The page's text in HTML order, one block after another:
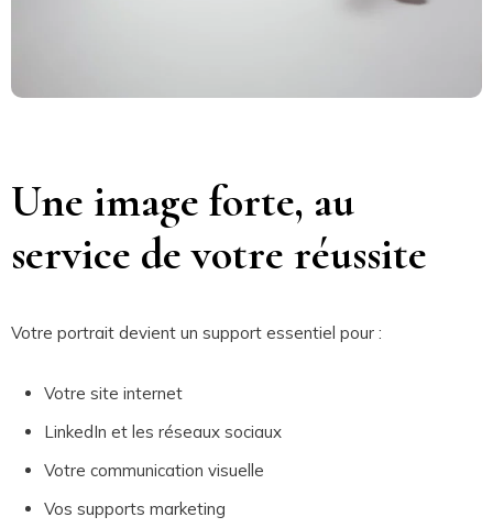
Une image forte, au
service de votre réussite
Votre portrait devient un support essentiel pour :
Votre site internet
LinkedIn et les réseaux sociaux
Votre communication visuelle
Vos supports marketing